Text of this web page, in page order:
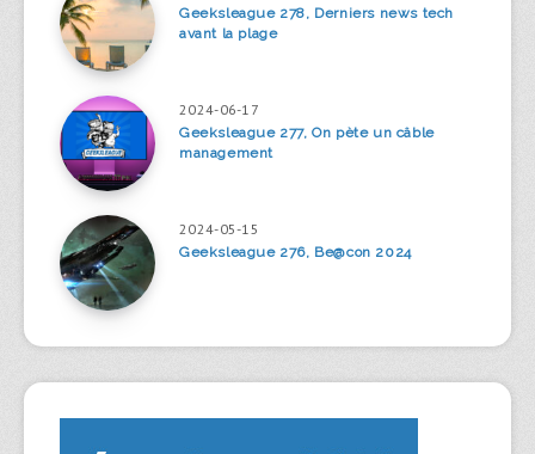
Geeksleague 278, Derniers news tech
avant la plage
2024-06-17
Geeksleague 277, On pète un câble
management
2024-05-15
Geeksleague 276, Be@con 2024